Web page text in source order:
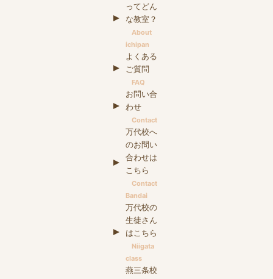
ってどん
な教室？
About
ichipan
よくある
ご質問
FAQ
お問い合
わせ
Contact
万代校へ
のお問い
合わせは
こちら
Contact
Bandai
万代校の
生徒さん
はこちら
Niigata
class
燕三条校